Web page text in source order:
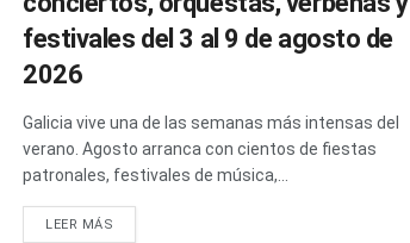
festivales del 3 al 9 de agosto de
2026
Galicia vive una de las semanas más intensas del
verano. Agosto arranca con cientos de fiestas
patronales, festivales de música,...
LEER MÁS